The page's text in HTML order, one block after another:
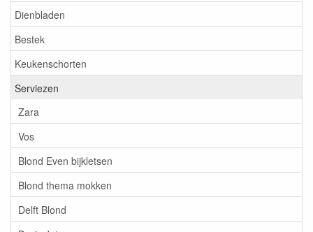
Dienbladen
Bestek
Keukenschorten
Serviezen
Zara
Vos
Blond Even bijkletsen
Blond thema mokken
Delft Blond